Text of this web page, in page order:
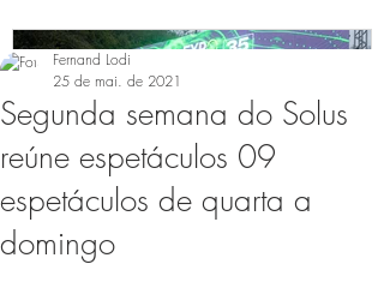
Expo Usipa começa nesta
Segunda semana do Solus
reúne espetáculos 09
espetáculos de quarta a
domingo
Fernand Lodi
25 de mai. de 2021